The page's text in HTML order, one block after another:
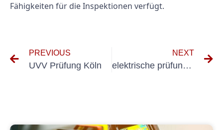
Fähigkeiten für die Inspektionen verfügt.
PREVIOUS
UVV Prüfung Köln⁠
NEXT
elektrische prüfung nach dguv v3